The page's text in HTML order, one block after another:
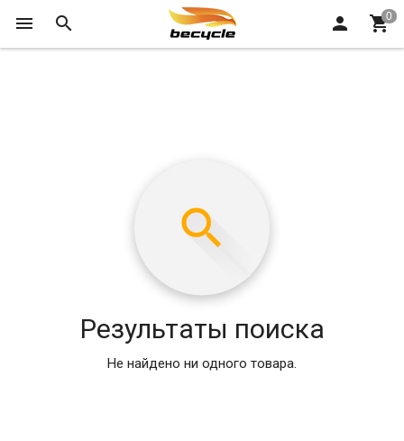
Результаты поиска
Не найдено ни одного товара.